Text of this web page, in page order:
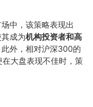
中，该策略表现出
成为机构投资者和高
外，相对沪深300的
大盘表现不佳时，策